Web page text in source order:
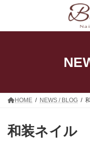
ン
ー
HOME NEWS / BLOG
和装ネイル